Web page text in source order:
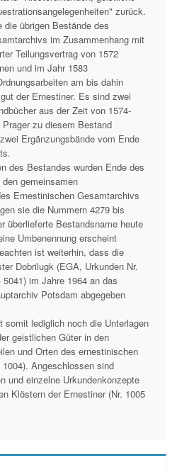
zurück.
die übrigen Bestände des
im Zusammenhang mit
Teilungsvertrag von 1572
und im Jahr 1583
am bis dahin
der Ernestiner. Es sind zwei
aus der Zeit von 1574-
zu diesem Bestand
Ergänzungsbände vom Ende
des Bestandes wurden Ende des
gemeinsamen
Ernestinischen Gesamtarchivs
sie die Nummern 4279 bis
überlieferte Bestandsname heute
Umbenennung erscheint
ist weiterhin, dass die
Dobrilugk (EGA, Urkunden Nr.
im Jahre 1964 an das
Potsdam abgegeben
somit lediglich noch die Unterlagen
geistlichen Güter in den
und Orten des ernestinischen
Angeschlossen sind
und einzelne Urkundenkonzepte
Klöstern der Ernestiner (Nr. 1005